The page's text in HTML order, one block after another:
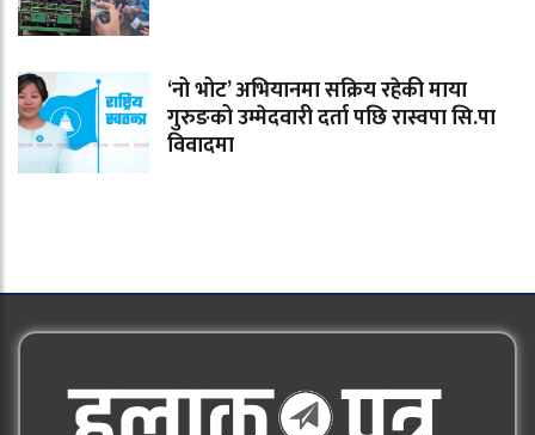
‘नो भोट’ अभियानमा सक्रिय रहेकी माया
गुरुङको उम्मेदवारी दर्ता पछि रास्वपा सि.पा
विवादमा